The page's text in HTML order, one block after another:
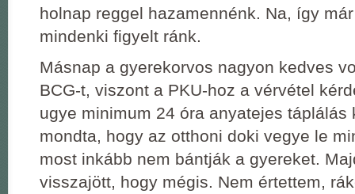
holnap reggel hazamennénk. Na, így
mindenki figyelt ránk.
Másnap a gyerekorvos nagyon kedves
BCG-t, viszont a PKU-hoz a vérvétel
ugye minimum 24 óra anyatejes táplálás
mondta, hogy az otthoni doki vegye le
most inkább nem bántják a gyereket.
visszajött, hogy mégis. Nem értettem,